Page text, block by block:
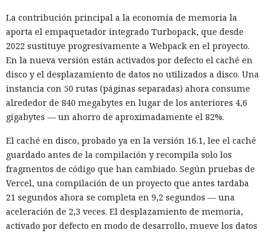
La contribución principal a la economía de memoria la
aporta el empaquetador integrado Turbopack, que desde
2022 sustituye progresivamente a Webpack en el proyecto.
En la nueva versión están activados por defecto el caché en
disco y el desplazamiento de datos no utilizados a disco. Una
instancia con 50 rutas (páginas separadas) ahora consume
alrededor de 840 megabytes en lugar de los anteriores 4,6
gigabytes — un ahorro de aproximadamente el 82%.
El caché en disco, probado ya en la versión 16.1, lee el caché
guardado antes de la compilación y recompila solo los
fragmentos de código que han cambiado. Según pruebas de
Vercel, una compilación de un proyecto que antes tardaba
21 segundos ahora se completa en 9,2 segundos — una
aceleración de 2,3 veces. El desplazamiento de memoria,
activado por defecto en modo de desarrollo, mueve los datos
10:02 / 07.08.2026
Los delincuentes no tuvieron que infiltrarse en el servidor.
La plataforma ejecutó los scripts "khunt" y entregó el
control del sistema.